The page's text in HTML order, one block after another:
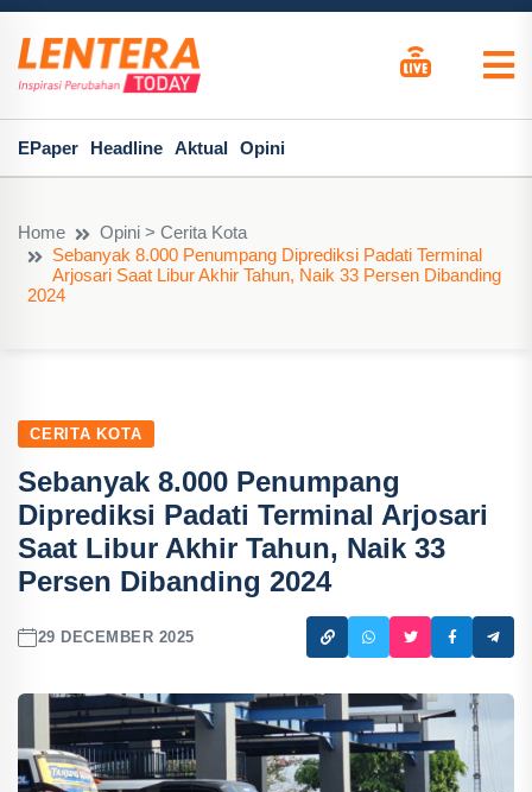
EPaper Headline Aktual Opini
Home
Opini > Cerita Kota
Sebanyak 8.000 Penumpang Diprediksi Padati Terminal
Arjosari Saat Libur Akhir Tahun, Naik 33 Persen Dibanding
2024
CERITA KOTA
Sebanyak 8.000 Penumpang
Diprediksi Padati Terminal Arjosari
Saat Libur Akhir Tahun, Naik 33
Persen Dibanding 2024
29 DECEMBER 2025